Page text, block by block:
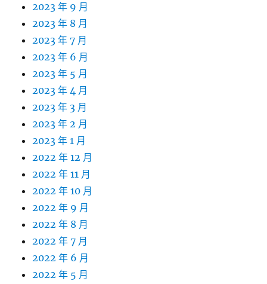
2023 年 9 月
2023 年 8 月
2023 年 7 月
2023 年 6 月
2023 年 5 月
2023 年 4 月
2023 年 3 月
2023 年 2 月
2023 年 1 月
2022 年 12 月
2022 年 11 月
2022 年 10 月
2022 年 9 月
2022 年 8 月
2022 年 7 月
2022 年 6 月
2022 年 5 月